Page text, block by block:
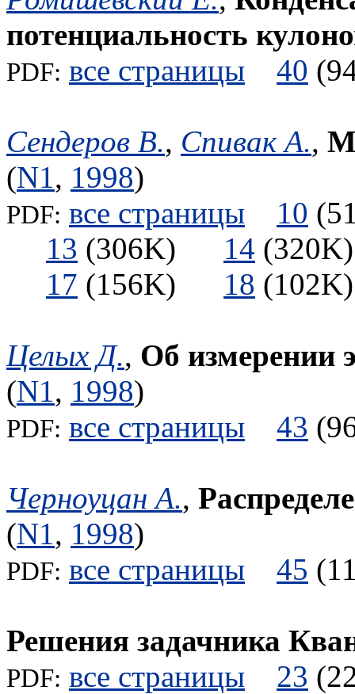
потенциальность
PDF: все страницы 40
Сендеров В., Спивак А.,
(N1, 1998)
PDF: все страницы 10
13 (306K) 14
17 (156K) 18
Целых Д., Об измерении
(N1, 1998)
PDF: все страницы 43
Черноуцан А.,
(N1, 1998)
PDF: все страницы 45
Решения задачника
PDF: все страницы 23